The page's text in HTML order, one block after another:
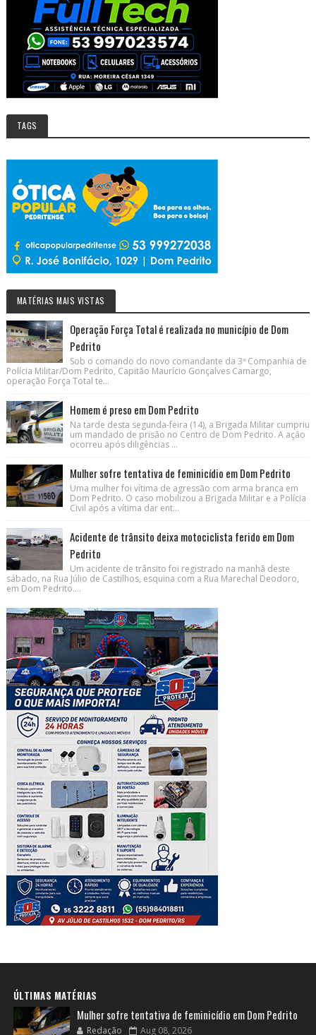
TAGS
MATÉRIAS MAIS VISTAS
Operação Força Total é realizada no município de Dom
Pedrito
Sob o comando do novo comandante da 3ª Companhia de
Polícia Militar/Dom Pedrito, Capitão Maurício Gonçalves Camargo,
operação Força Total te...
Homem é preso em Dom Pedrito
Na tarde desta segunda-feira (14), a Brigada Militar cumpriu
um mandado de prisão no Centro de Dom Pedrito. A ação
ocorreu após diligências ...
Mulher sofre tentativa de feminicídio em Dom Pedrito
Uma mulher foi vítima de agressão com arma branca em
Dom Pedrito. O caso mobilizou a Brigada Militar e a Polícia
Civil após a vítima dar ent...
Acidente de trânsito deixa motociclista ferido em Dom
Pedrito
Um acidente de trânsito foi registrado na manhã deste
sábado, na Rua Júlio de Castilhos, esquina com a Rua Marechal Deodoro,
em Dom Pedrito....
ÚLTIMAS MATÉRIAS
Mulher sofre tentativa de feminicídio em Dom Pedrito
Redação Aug 08, 2026